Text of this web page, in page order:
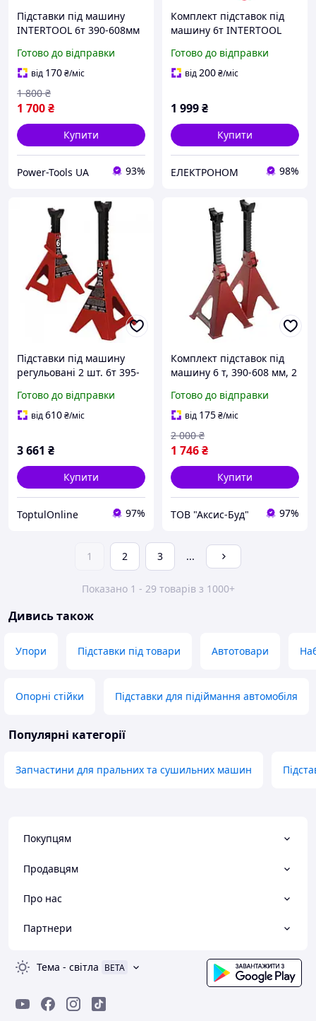
Підставки під машину
INTERTOOL 6т 390-608мм
висоти
Готово до відправки
від 170₴/міс
1 700₴
1 800 ₴
Купити
Power-Tools UA 93%
Комплект підставок під
машину 6т INTERTOOL
Готово до відправки
від200₴/міс
1 999₴
Купити
ЕЛЕКТРОНОМ 98%
Підставки під машину
регульовані 2 шт. 6т 395-
Готово до відправки
від610₴/міс
3 661 ₴
Купити
ToptulOnline 97%
Комплект підставок під
машину 6 т, 390-608 мм, 2
Готово до відправки
від 175₴/міс
1 746₴
2 000 ₴
Купити
ТОВ "Аксис-Буд" 97%
1 2 3 ...
Показано 1 - 29 товарів з 1000+
Дивись також
Упори Підставки під товари Автотовари
Опорні стійки Підставки для підіймання автомобіля
Популярні категорії
Запчастини для пральних та сушильних машин
Покупцям
Продавцям
Про нас
Партнери
Тема - світла BETA